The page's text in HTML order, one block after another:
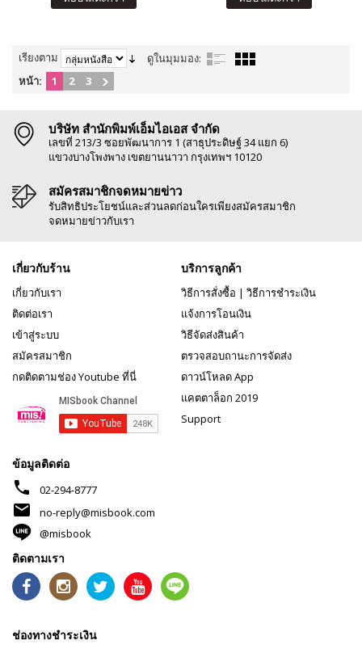
เรียงตาม
ดูในมุมมอง:
หน้า:
1 2 3
บริษัท สำนักพิมพ์เอ็มไอเอส จำกัด
เลขที่ 213/3 ซอยพัฒนาการ 1 (สาธุประดิษฐ์ 34 แยก 6)
แขวงบางโพงพาง เขตยานนาวา กรุงเทพฯ 10120
สมัครสมาชิกจดหมายข่าว
รับสิทธิประโยชน์และส่วนลดก่อนใครเพียงสมัครสมาชิก
จดหมายข่าวกับเรา
เกี่ยวกับร้าน
เกี่ยวกับเรา
ติดต่อเรา
เข้าสู่ระบบ
สมัครสมาชิก
กดติดตามช่อง Youtube ที่นี่
บริการลูกค้า
วิธีการสั่งซื้อ | วิธีการชำระเงิน
แจ้งการโอนเงิน
วิธีจัดส่งสินค้า
ตรวจสอบถานะการจัดส่ง
ดาวน์โหลด App
แคตตาล็อก 2019
Support
ข้อมูลติดต่อ
phone 02-294-8777
mail
no-reply@misbook.com
@misbook
ติดตามเรา
ช่องทางชำระเงิน